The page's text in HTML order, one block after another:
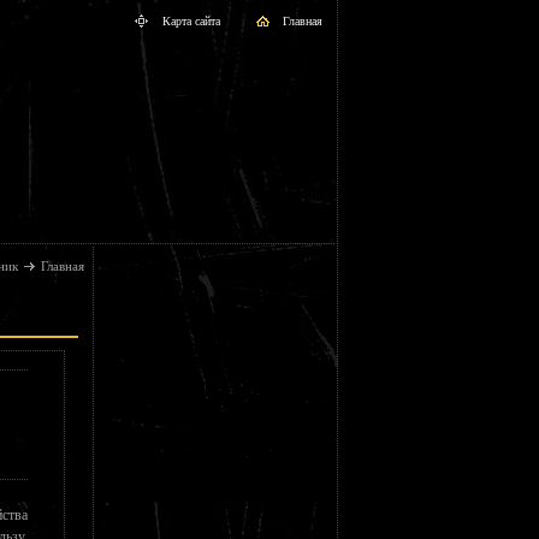
Главная
Карта сайта
Главная